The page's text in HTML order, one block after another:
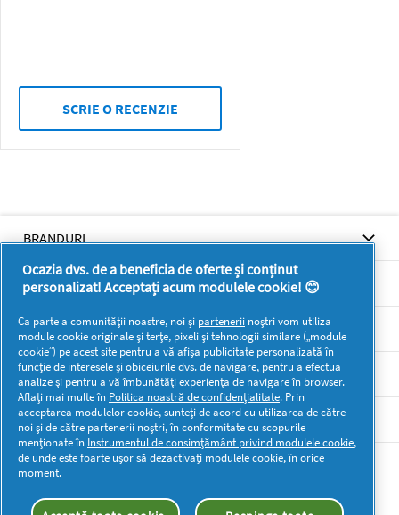
SCRIE O RECENZIE
BRANDURI
BRANDURI
SUPORT
SECŢIUNI
DOCUMENTE LEGALE DETERGENTI SA
Mai multă inspirație
Ocazia dvs. de a beneficia de oferte și conținut
personalizat! Acceptați acum modulele cookie! 😊
Ca parte a comunității noastre, noi și partenerii noștri vom utiliza
module cookie originale și terțe, pixeli și tehnologii similare („module
cookie”) pe acest site pentru a vă afișa publicitate personalizată în
funcție de interesele și obiceiurile dvs. de navigare, pentru a efectua
analize și pentru a vă îmbunătăți experiența de navigare în browser.
Aflați mai multe în Politica noastră de confidențialitate. Prin
acceptarea modulelor cookie, sunteți de acord cu utilizarea de către
noi și de către partenerii noștri, în conformitate cu scopurile
menționate în Instrumentul de consimțământ privind modulele cookie,
de unde este foarte ușor să dezactivați modulele cookie, în orice
moment.